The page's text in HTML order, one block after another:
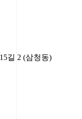
길 2 (삼청동)